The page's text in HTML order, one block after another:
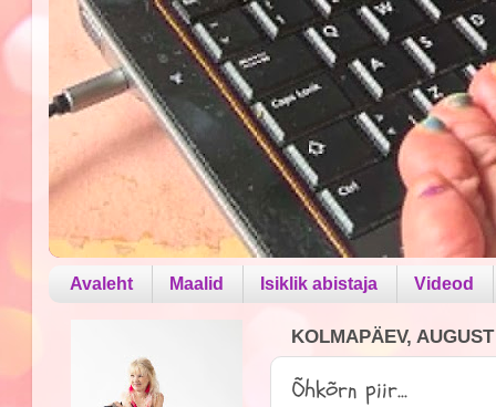
Avaleht Maalid Isiklik abistaja Videod
KOLMAPÄEV,
Õhkõrn piir...